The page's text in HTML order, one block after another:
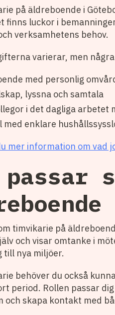
på äldreboende i
finns luckor i
verksamhetens behov.
varierar, men
med personlig
lyssna och samtala
i det dagliga arbetet
med enklare
mer information om vad
passar
timvikarie på
och visar omtanke i
till nya miljöer.
behöver du också
period. Rollen passar
och skapa kontakt med